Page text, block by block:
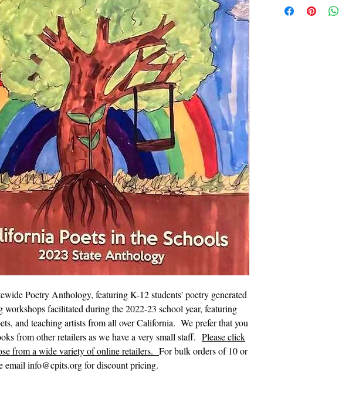
Poetry Anthology, featuring K-12 students' poetry generated
facilitated during the 2022-23 school year, featuring
and teaching artists from all over California. We prefer that you
from other retailers as we have a very small staff. Please click
from a wide variety of online retailers. For bulk orders of 10 or
email info@cpits.org for discount pricing.